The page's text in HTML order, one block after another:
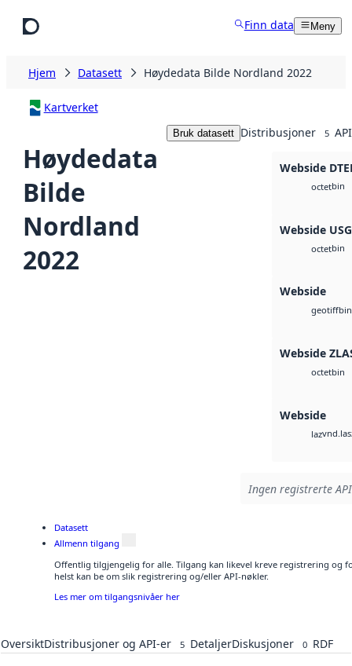
Finn data Meny
Hjem Datasett Høydedata Bilde Nordland 2022
Kartverket
Høydedata
Bilde
Nordland
2022
Bruk datasett Distribusjoner 5
Webside
octetbin
Webside
octetbin
Webside
geotiffbin
Webside
octetbin
Webside
laz
Ingen registrerte
Datasett
Allmenn tilgang
Offentlig tilgjengelig for alle. Tilgang kan likevel kreve registrering og
helst kan be om slik registrering og/eller API-nøkler.
Les mer om tilgangsnivåer her
OversiktDistribusjoner og API-er 5 DetaljerDiskusjoner 0 RDF